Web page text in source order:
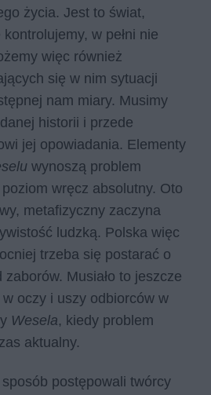
życia. Jest to świat,
kontrolujemy, w pełni nie
więc również
się w nim sytuacji
nam miary. Musimy
historii i przede
jej opowiadania. Elementy
wynoszą problem
wręcz absolutny. Oto
metafizyczny zaczyna
ludzką. Polska więc
trzeba się postarać o
Musiało to jeszcze
oczy i uszy odbiorców w
Wesela, kiedy problem
aktualny.
postępowali twórcy